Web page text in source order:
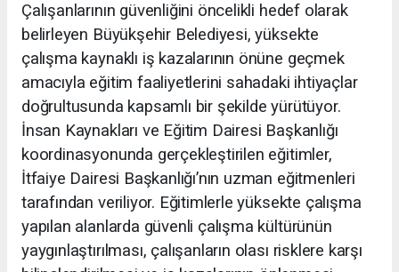
Çalışanlarının güvenliğini öncelikli hedef olarak
belirleyen Büyükşehir Belediyesi, yüksekte
çalışma kaynaklı iş kazalarının önüne geçmek
amacıyla eğitim faaliyetlerini sahadaki ihtiyaçlar
doğrultusunda kapsamlı bir şekilde yürütüyor.
İnsan Kaynakları ve Eğitim Dairesi Başkanlığı
koordinasyonunda gerçekleştirilen eğitimler,
İtfaiye Dairesi Başkanlığı’nın uzman eğitmenleri
tarafından veriliyor. Eğitimlerle yüksekte çalışma
yapılan alanlarda güvenli çalışma kültürünün
yaygınlaştırılması, çalışanların olası risklere karşı